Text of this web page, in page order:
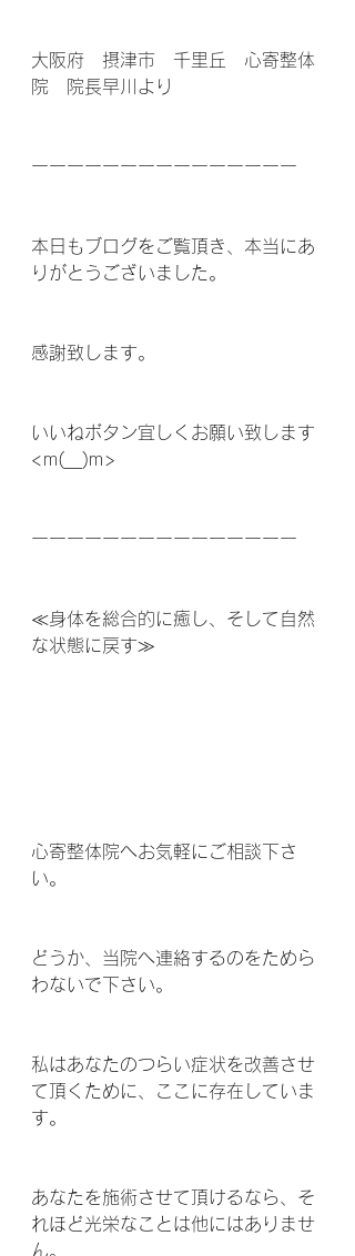
大阪府　摂津市　千里丘　心寄整体
院　院長早川より
ーーーーーーーーーーーーーーー
本日もブログをご覧頂き、本当にあ
りがとうございました。
感謝致します。
いいねボタン宜しくお願い致します
<m(__)m>
ーーーーーーーーーーーーーーー
≪身体を総合的に癒し、そして自然
な状態に戻す≫
心寄整体院へお気軽にご相談下さ
い。
どうか、当院へ連絡するのをためら
わないで下さい。
私はあなたのつらい症状を改善させ
て頂くために、ここに存在していま
す。
あなたを施術させて頂けるなら、そ
れほど光栄なことは他にはありませ
ん。